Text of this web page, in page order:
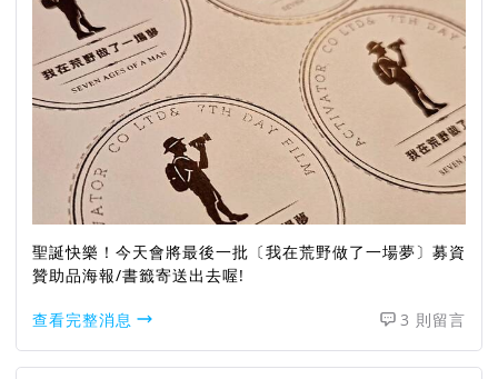
聖誕快樂！今天會將最後一批〔我在荒野做了一場夢〕募資
贊助品海報/書籤寄送出去喔!
查看完整消息 3 則留言